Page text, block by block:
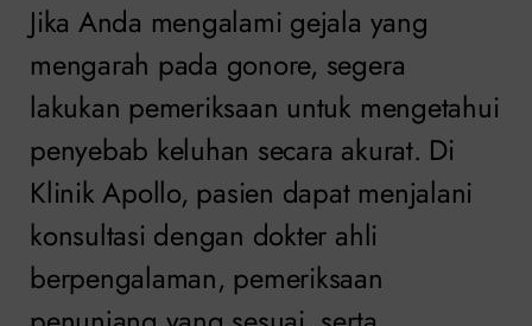
Jika Anda mengalami gejala yang
mengarah pada gonore, segera
lakukan pemeriksaan untuk mengetahui
penyebab keluhan secara akurat. Di
Klinik Apollo, pasien dapat menjalani
konsultasi dengan dokter ahli
berpengalaman, pemeriksaan